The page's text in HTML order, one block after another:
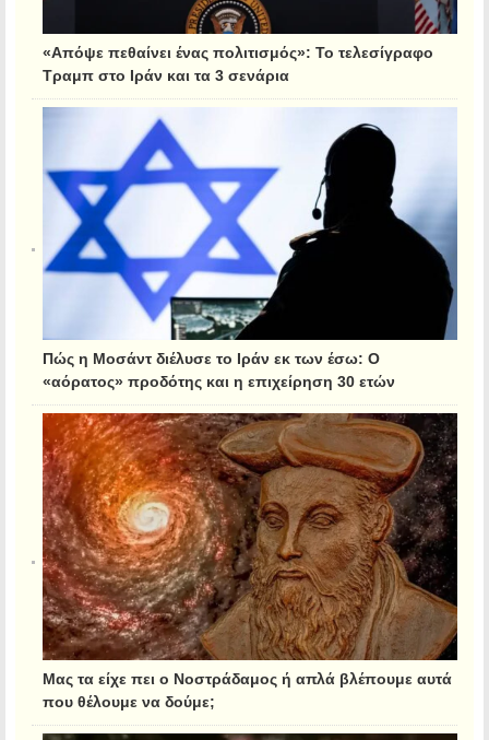
«Απόψε πεθαίνει ένας πολιτισμός»: Το τελεσίγραφο
Τραμπ στο Ιράν και τα 3 σενάρια
Πώς η Μοσάντ διέλυσε το Ιράν εκ των έσω: Ο
«αόρατος» προδότης και η επιχείρηση 30 ετών
Μας τα είχε πει ο Νοστράδαμος ή απλά βλέπουμε αυτά
που θέλουμε να δούμε;